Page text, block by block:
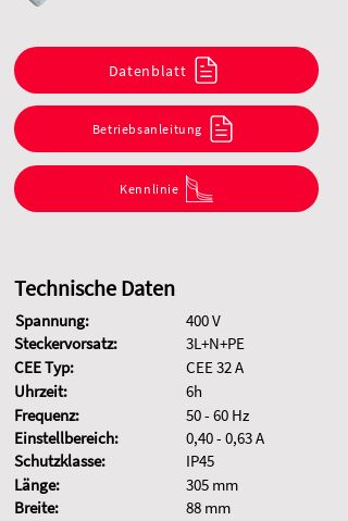
Datenblatt
Betriebsanleitung
Kennlinie
Technische Daten
Spannung:
Steckervorsatz:
CEE Typ:
Uhrzeit:
Frequenz:
Einstellbereich:
Schutzklasse:
Länge:
Breite:
400 V
3L+N+PE
CEE 32 A
6h
50 - 60 Hz
0,40 - 0,63 A
IP45
305 mm
88 mm